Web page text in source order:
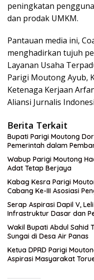
peningkatan
dan prodak UMKM.
Pantauan media ini,
menghadirkan tujuh
Layanan Usaha
Parigi Moutong Ayub,
Ketenaga Kerjaan
Aliansi Jurnalis
Berita Terkait
Bupati Parigi Moutong
Pemerintah dalam
Wabup Parigi Moutong
Adat Tetap Berjaya
Kabag Kesra Parigi
Cabang Ke-III Asosiasi
Serap Aspirasi Dapil V,
Infrastruktur Dasar dan
Wakil Bupati Abdul Sahid
Sungai di Desa Air Panas
Ketua DPRD Parigi
Aspirasi Masyarakat